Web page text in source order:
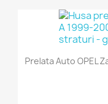
Prelata Auto OPEL